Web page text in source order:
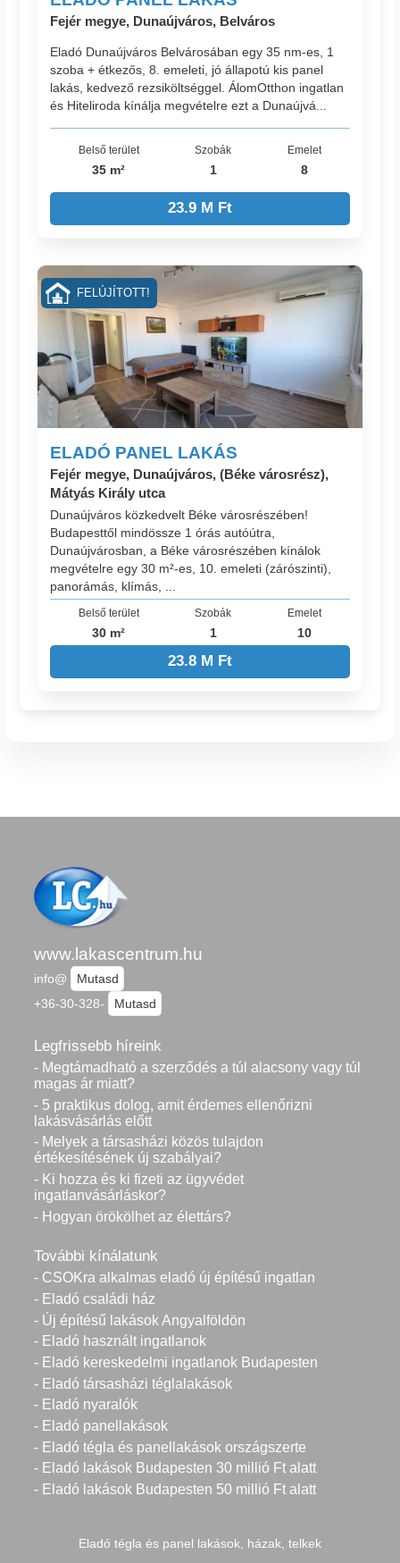
Fejér megye, Dunaújváros, Belváros
Eladó Dunaújváros Belvárosában egy 35 nm-es, 1
szoba + étkezős, 8. emeleti, jó állapotú kis panel
lakás, kedvező rezsiköltséggel. ÁlomOtthon ingatlan
és Hiteliroda kínálja megvételre ezt a Dunaújvá...
Belső terület
35 m²
Szobák
1
Emelet
8
23.9 M Ft
ELADÓ PANEL LAKÁS
Fejér megye, Dunaújváros, (Béke városrész),
Mátyás Király utca
Dunaújváros közkedvelt Béke városrészében!
Budapesttől mindössze 1 órás autóútra,
Dunaújvárosban, a Béke városrészében kínálok
megvételre egy 30 m²-es, 10. emeleti (zárószinti),
panorámás, klímás, ...
Belső terület
30 m²
Szobák
1
Emelet
10
23.8 M Ft
FELÚJÍTOTT!
www.lakascentrum.hu
info@
Mutasd
+36-30-328-
Mutasd
Legfrissebb híreink
- Megtámadható a szerződés a túl alacsony vagy túl
magas ár miatt?
- 5 praktikus dolog, amit érdemes ellenőrizni
lakásvásárlás előtt
- Melyek a társasházi közös tulajdon
értékesítésének új szabályai?
- Ki hozza és ki fizeti az ügyvédet
ingatlanvásárláskor?
- Hogyan örökölhet az élettárs?
További kínálatunk
- CSOKra alkalmas eladó új építésű ingatlan
- Eladó családi ház
- Új építésű lakások Angyalföldön
- Eladó használt ingatlanok
- Eladó kereskedelmi ingatlanok Budapesten
- Eladó társasházi téglalakások
- Eladó nyaralók
- Eladó panellakások
- Eladó tégla és panellakások országszerte
- Eladó lakások Budapesten 30 millió Ft alatt
- Eladó lakások Budapesten 50 millió Ft alatt
Eladó tégla és panel lakások, házak, telkek